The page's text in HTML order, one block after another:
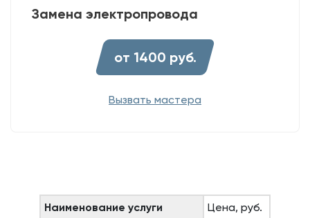
Замена электропровода
от 1400 руб.
Вызвать мастера
Наименование услуги
Цена, руб.